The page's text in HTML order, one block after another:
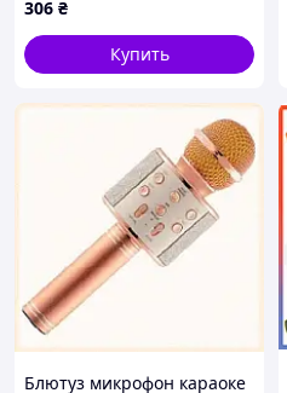
306 ₴
Купить
Блютуз микрофон караоке